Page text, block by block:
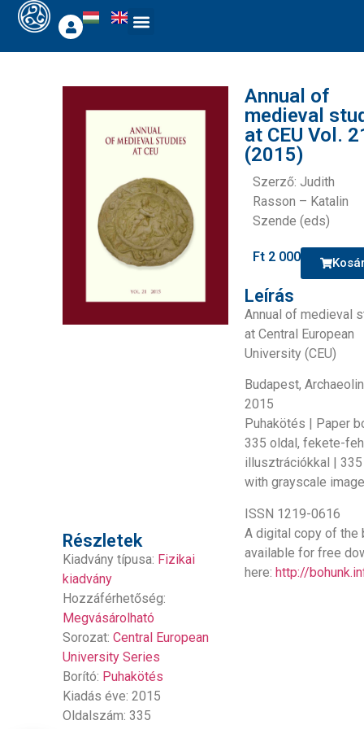
Részletek
Kiadvány típusa: Fizikai
kiadvány
Hozzáférhetőség:
Megvásárolható
Sorozat:Central European
University Series
Borító: Puhakötés
Kiadás éve: 2015
Oldalszám: 335
Annual of
medieval
at CEU Vol.
(2015)
Szerző: Judith
Rasson – Katalin
Szende (eds)
Ft 2 000
Leírás
Annual of medieval
at Central European
University (CEU)
Budapest,
2015
Puhakötés | Paper
335 oldal, fekete-
illusztrációkkal |
with grayscale
ISSN 1219-0616
A digital copy of the
available for free
here:http://